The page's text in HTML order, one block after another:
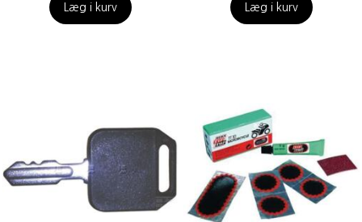
Læg i kurv Læg i kurv